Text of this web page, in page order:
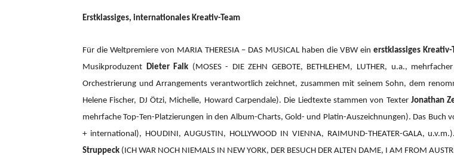
Erstklassiges, internationales Kreativ-Team
Für die Weltpremiere von MARIA THERESIA – DAS MUSICAL haben die VBW ein erstklassiges Kreativ-
Musikproduzent Dieter Falk (MOSES - DIE ZEHN GEBOTE, BETHLEHEM, LUTHER, u.a.,
Orchestrierung und Arrangements verantwortlich zeichnet, zusammen mit seinem Sohn, dem
Helene Fischer, DJ Ötzi, Michelle, Howard Carpendale). Die Liedtexte stammen von Texter Jonathan
mehrfache Top-Ten-Platzierungen in den Album-Charts, Gold- und Platin-Auszeichnungen). Das Buch
+ international), HOUDINI, AUGUSTIN, HOLLYWOOD IN VIENNA, RAIMUND-THEATER-GALA, u.v.m.).
Struppeck (ICH WAR NOCH NIEMALS IN NEW YORK, DER BESUCH DER ALTEN DAME, I AM FROM